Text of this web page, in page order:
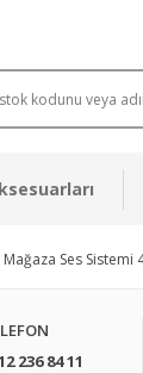
Mağaza Ses Sistemi
236 84 11